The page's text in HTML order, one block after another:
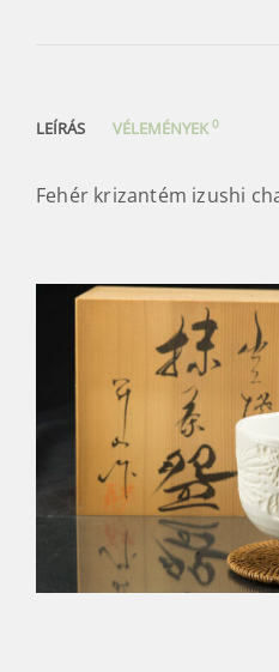
LEÍRÁS VÉLEMÉNYEK0
Fehér krizantém izushi